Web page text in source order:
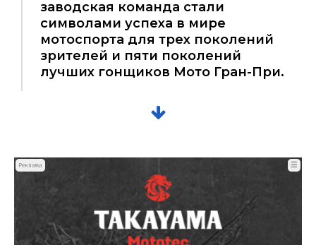
заводская команда стали
символами успеха в мире
мотоспорта для трех поколений
зрителей и пяти поколений
лучших гонщиков Мото Гран-При.
Реклама ☰